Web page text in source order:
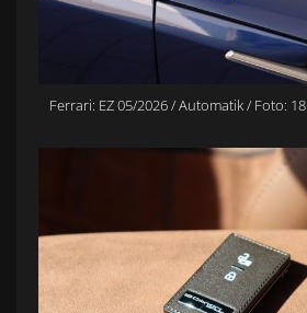
Ferrari: EZ 05/2026 / Automatik / Foto: 18